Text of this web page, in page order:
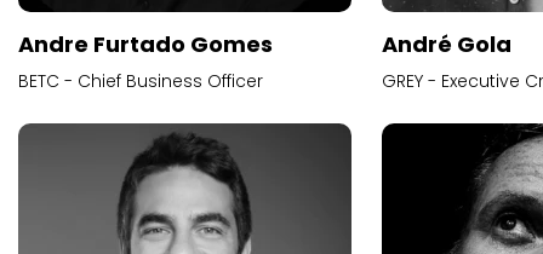
Andre Furtado Gomes
BETC - Chief Business Officer
André Gola
GREY - Executive